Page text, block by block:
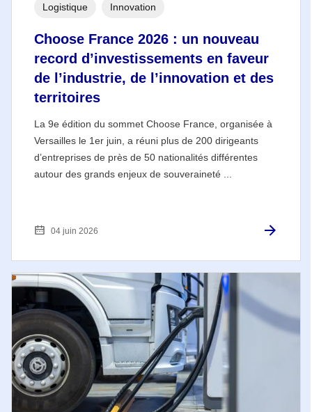
Choose France 2026 : un nouveau
record d’investissements en faveur
de l’industrie, de l’innovation et des
territoires
La 9e édition du sommet Choose France, organisée à
Versailles le 1er juin, a réuni plus de 200 dirigeants
d’entreprises de près de 50 nationalités différentes
autour des grands enjeux de souveraineté ...
Logistique Innovation
04 juin 2026